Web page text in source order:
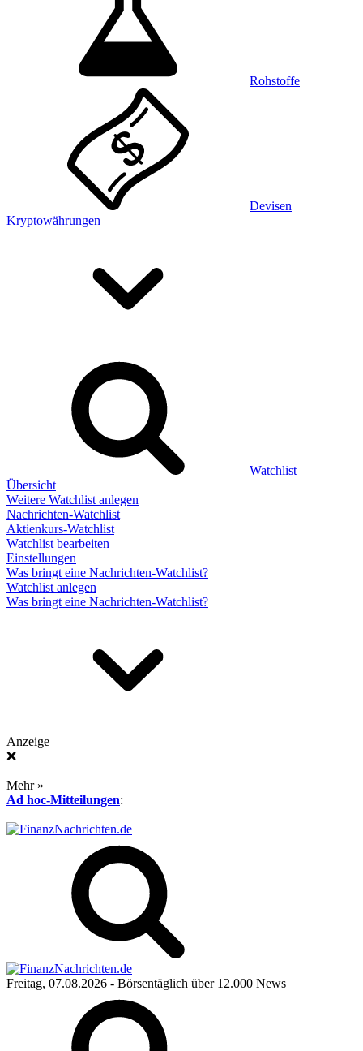
Rohstoffe
Devisen
Kryptowährungen
Watchlist
Übersicht
Weitere Watchlist anlegen
Nachrichten-Watchlist
Aktienkurs-Watchlist
Watchlist bearbeiten
Einstellungen
Was bringt eine Nachrichten-Watchlist?
Watchlist anlegen
Was bringt eine Nachrichten-Watchlist?
Anzeige
❌
Mehr »
Ad hoc-Mitteilungen:
Freitag, 07.08.2026 - Börsentäglich über 12.000 News